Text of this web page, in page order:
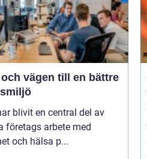
vägen till en bättre
blivit en central del av
företags arbete med
och hälsa p...